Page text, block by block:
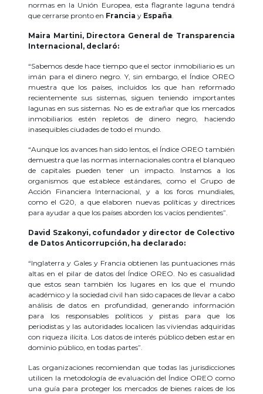
normas en la Unión Europea, esta flagrante laguna tendrá
que cerrarse pronto en Francia y España.
Maira Martini, Directora General de Transparencia
Internacional, declaró:
“Sabemos desde hace tiempo que el sector inmobiliario es un
imán para el dinero negro. Y, sin embargo, el Índice OREO
muestra que los países, incluidos los que han reformado
recientemente sus sistemas, siguen teniendo importantes
lagunas en sus sistemas. No es de extrañar que los mercados
inmobiliarios estén repletos de dinero negro, haciendo
inasequibles ciudades de todo el mundo.
“Aunque los avances han sido lentos, el Índice OREO también
demuestra que las normas internacionales contra el blanqueo
de capitales pueden tener un impacto. Instamos a los
organismos que establece estándares, como el Grupo de
Acción Financiera Internacional, y a los foros mundiales,
como el G20, a que elaboren nuevas políticas y directrices
para ayudar a que los países aborden los vacíos pendientes”.
David Szakonyi, cofundador y director de Colectivo
de Datos Anticorrupción, ha declarado:
“Inglaterra y Gales y Francia obtienen las puntuaciones más
altas en el pilar de datos del Índice OREO. No es casualidad
que estos sean también los lugares en los que el mundo
académico y la sociedad civil han sido capaces de llevar a cabo
análisis de datos en profundidad, generando información
para los responsables políticos y pistas para que los
periodistas y las autoridades localicen las viviendas adquiridas
con riqueza ilícita. Los datos de interés público deben estar en
dominio público, en todas partes”.
Las organizaciones recomiendan que todas las jurisdicciones
utilicen la metodología de evaluación del Índice OREO como
una guía para proteger los mercados de bienes raíces de los